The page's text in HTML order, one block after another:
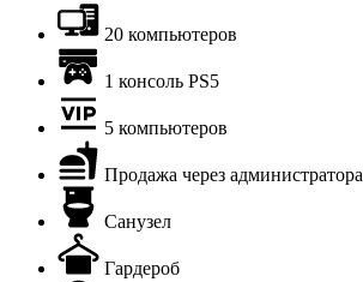
20 компьютеров
1 консоль PS5
5 компьютеров
Продажа через администратора
Санузел
Гардероб